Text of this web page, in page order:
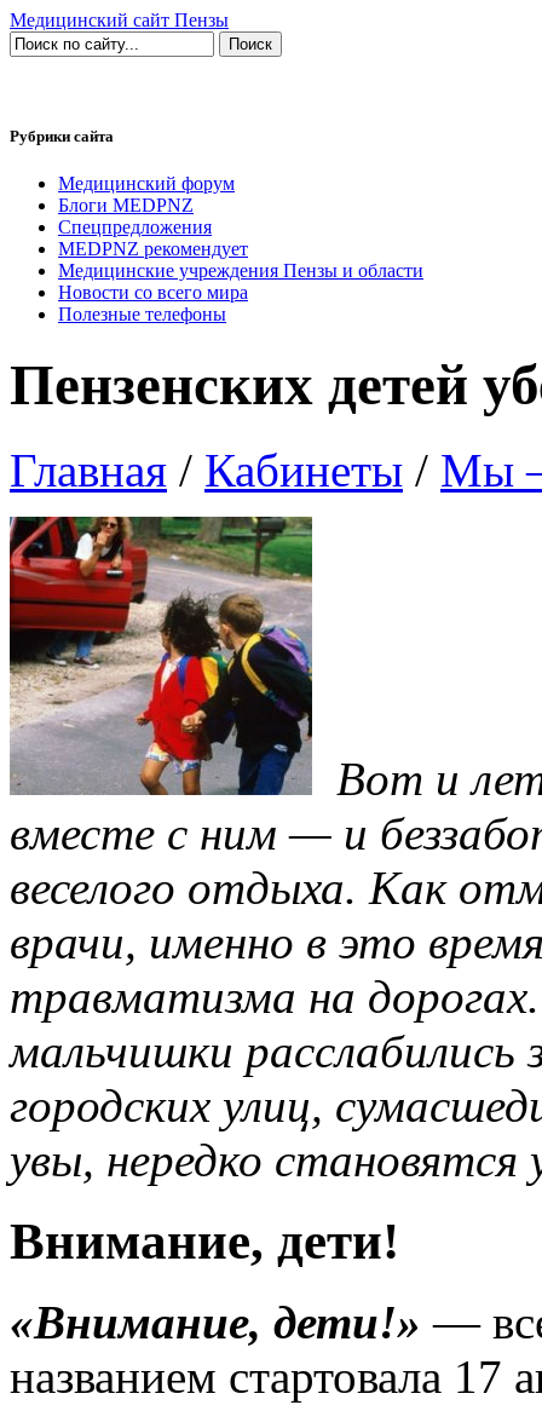
Медицинский сайт Пензы
Рубрики сайта
Медицинский форум
Блоги MEDPNZ
Спецпредложения
MEDPNZ рекомендует
Медицинские учреждения Пензы и области
Новости со всего мира
Полезные телефоны
Пензенских детей
Главная / Кабинеты / Мы
Вот и
вместе с ним — и
веселого отдыха. Как
врачи, именно в это
травматизма на
мальчишки
городских улиц,
увы, нередко
Внимание, дети!
«Внимание, дети!» —
названием стартовала 17